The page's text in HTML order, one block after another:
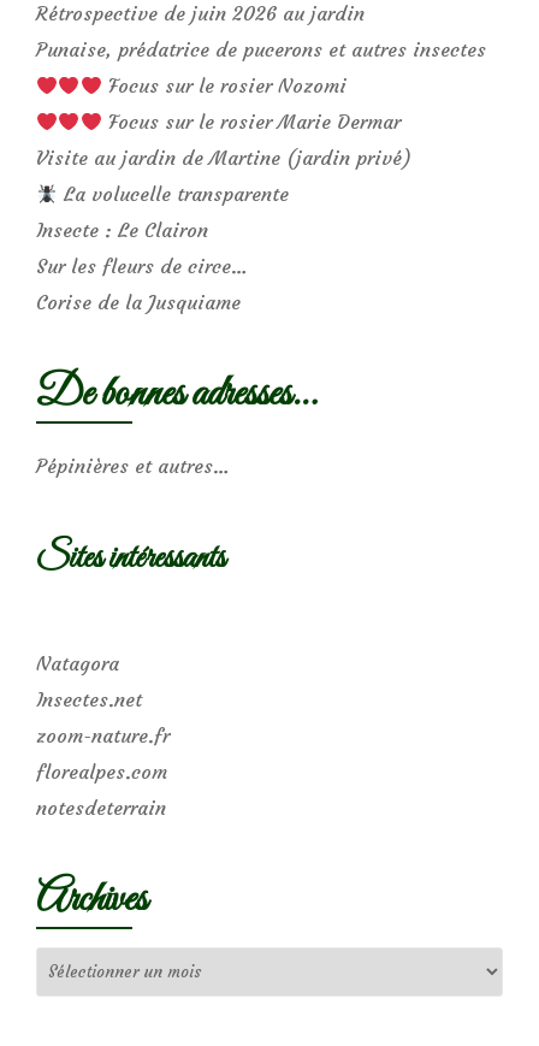
Rétrospective de juin 2026 au jardin
Punaise, prédatrice de pucerons et autres insectes
Focus sur le rosier Nozomi
Focus sur le rosier Marie Dermar
Visite au jardin de Martine (jardin privé)
La volucelle transparente
Insecte : Le Clairon
Sur les fleurs de circe…
Corise de la Jusquiame
De bonnes adresses…
Pépinières et autres…
Sites intéressants
Natagora
Insectes.net
zoom-nature.fr
florealpes.com
notesdeterrain
Archives